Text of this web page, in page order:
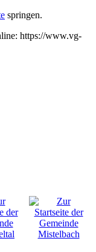
springen.
https://www.vg-